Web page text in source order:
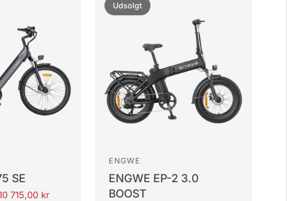
SE
715,00 kr
Udsolgt
ENGWE
ENGWE EP-2 3.0
BOOST